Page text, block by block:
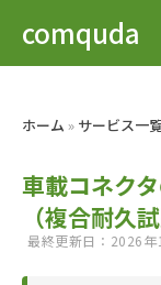
comquda
ホーム » サービス一
車載コネク
（複合耐久試
最終更新日：2026年